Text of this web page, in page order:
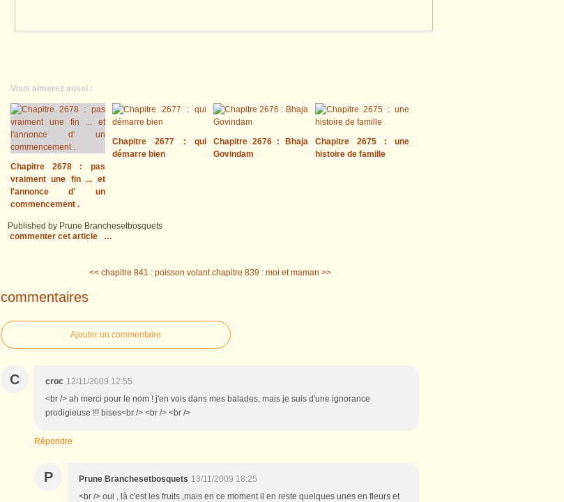
Vous aimerez aussi :
Chapitre 2678 : pas
vraiment une fin ... et
l'annonce d' un
commencement .
Chapitre 2677 : qui
démarre bien
Chapitre 2676 : Bhaja
Govindam
Chapitre 2675 : une
histoire de famille
Published by Prune Branchesetbosquets
commenter cet article
…
<< chapitre 841 : poisson volant chapitre 839 : moi et maman >>
commentaires
Ajouter un commentaire
C croc 12/11/2009 12:55
<br /> ah merci pour le nom ! j'en vois dans mes balades, mais je suis d'une ignorance
prodigieuse !!! bises<br /> <br /> <br />
Répondre
P Prune Branchesetbosquets 13/11/2009 18:25
<br /> oui , là c'est les fruits ,mais en ce moment il en reste quelques unes en fleurs et